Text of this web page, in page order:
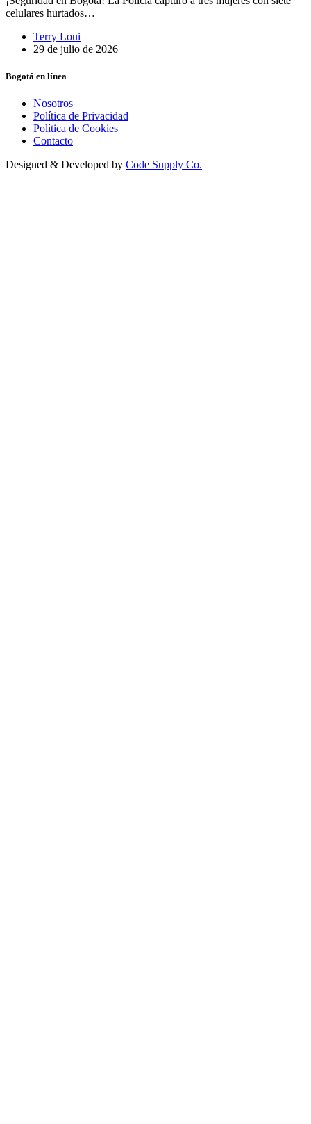
celulares hurtados…
Terry Loui
29 de julio de 2026
Bogotá en línea
Nosotros
Política de Privacidad
Política de Cookies
Contacto
Designed & Developed by Code Supply Co.